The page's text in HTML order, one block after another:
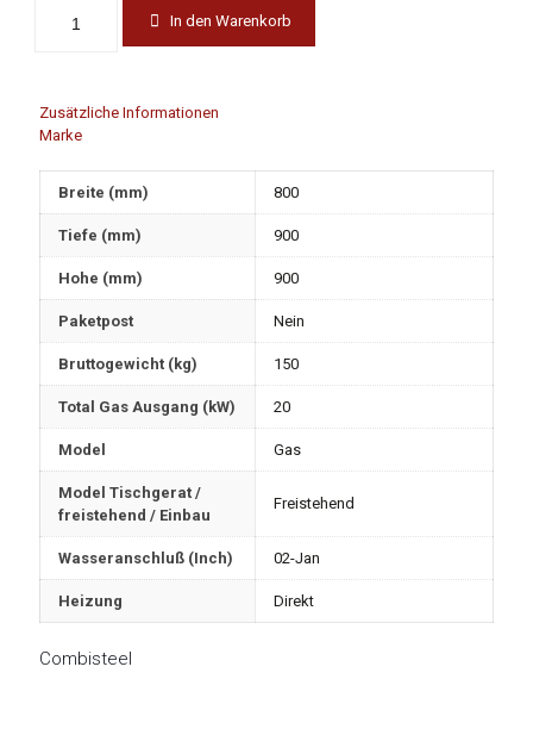
In den Warenkorb
Zusätzliche Informationen
Marke
Breite (mm) 800
Tiefe (mm) 900
Hohe (mm) 900
Paketpost Nein
Bruttogewicht (kg) 150
Total Gas Ausgang (kW) 20
Model Gas
Model Tischgerat /
freistehend / Einbau
Freistehend
Wasseranschluß (Inch) 02-Jan
Heizung Direkt
Combisteel